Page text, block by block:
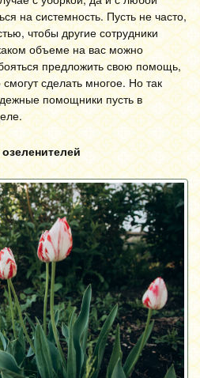
на системность. Пусть не часто,
чтобы другие сотрудники
объеме на вас можно
предложить свою помощь,
сделать многое. Но так
помощники пусть в